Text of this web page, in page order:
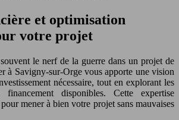
et optimisation
votre projet
le nerf de la guerre dans un projet de
à Savigny-sur-Orge vous apporte une vision
nécessaire, tout en explorant les
disponibles. Cette expertise
mener à bien votre projet sans mauvaises